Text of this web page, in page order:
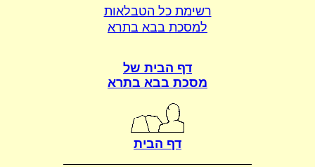
רשימת כל הטבלאות
למסכת בבא בתרא
דף הבית של
מסכת בבא בתרא
דף הבית